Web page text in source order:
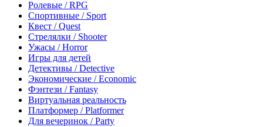
Ролевые / RPG
Спортивные / Sport
Квест / Quest
Стрелялки / Shooter
Ужасы / Horror
Игры для детей
Детективы / Detective
Экономические / Economic
Фэнтези / Fantasy
Виртуальная реальность
Платформер / Platformer
Для вечеринок / Party